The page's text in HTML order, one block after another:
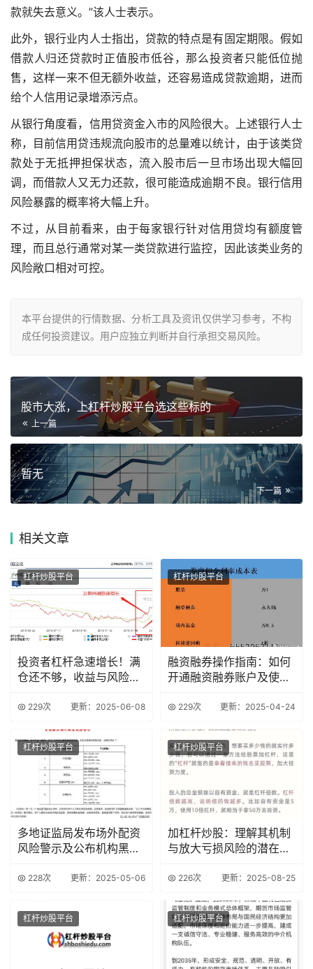
款就失去意义。”该人士表示。
此外，银行业内人士指出，贷款的特点是有固定期限。假如
借款人归还贷款时正值股市低谷，那么投资者只能低位抛
售，这样一来不但无额外收益，还容易造成贷款逾期，进而
给个人信用记录增添污点。
从银行角度看，信用贷资金入市的风险很大。上述银行人士
称，目前信用贷违规流向股市的总量难以统计，由于该类贷
款处于无抵押担保状态，流入股市后一旦市场出现大幅回
调，而借款人又无力还款，很可能造成逾期不良。银行信用
风险暴露的概率将大幅上升。
不过，从目前看来，由于每家银行针对信用贷均有额度管
理，而且总行通常对某一类贷款进行监控，因此该类业务的
风险敞口相对可控。
本平台提供的行情数据、分析工具及资讯仅供学习参考，不构
成任何投资建议。用户应独立判断并自行承担交易风险。
股市大涨，上杠杆炒股平台选这些标的
上一篇
暂无
下一篇
相关文章
杠杆炒股平台
投资者杠杆急速增长！满
仓还不够，收益与风险并
229次 更新：2025-06-08
杠杆炒股平台
融资融券操作指南：如何
开通融资融券账户及使用
229次 更新：2025-04-24
杠杆炒股平台
多地证监局发布场外配资
风险警示及公布机构黑名
228次 更新：2025-05-06
杠杆炒股平台
加杠杆炒股：理解其机制
与放大亏损风险的潜在危
226次 更新：2025-08-25
杠杆炒股平台 杠杆炒股平台